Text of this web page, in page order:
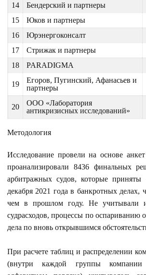
14
Бендерский и партнеры
15
Юков и партнеры
16
Юрэнергоконсалт
17
Стрижак и партнеры
18
PARADIGMA
19
Егоров, Пугинский, Афанасьев и
партнеры
20
ООО «Лаборатория
антикризисных исследований»
Методология
Исследование провели на основе
проанализировали 8436 финальных
арбитражных судов, которые
декабря 2021 года в банкротных делах,
чем в прошлом году. Не учитывали
судрасходов, процессы по оспариванию
дела по вновь открывшимся
При расчете таблиц и распределении
(внутри каждой группы